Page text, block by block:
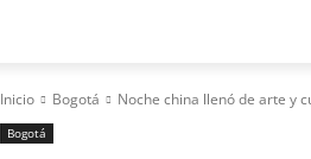
Inicio Bogotá Noche china llenó de arte y
Bogotá